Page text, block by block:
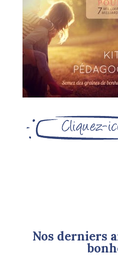
Nos derniers